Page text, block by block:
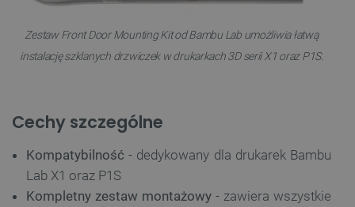
Zestaw Front Door Mounting Kit od Bambu Lab umożliwia łatwą
instalację szklanych drzwiczek w drukarkach 3D serii X1 oraz P1S.
Cechy szczególne
Kompatybilność - dedykowany dla drukarek Bambu
Lab X1 oraz P1S
Kompletny zestaw montażowy - zawiera wszystkie